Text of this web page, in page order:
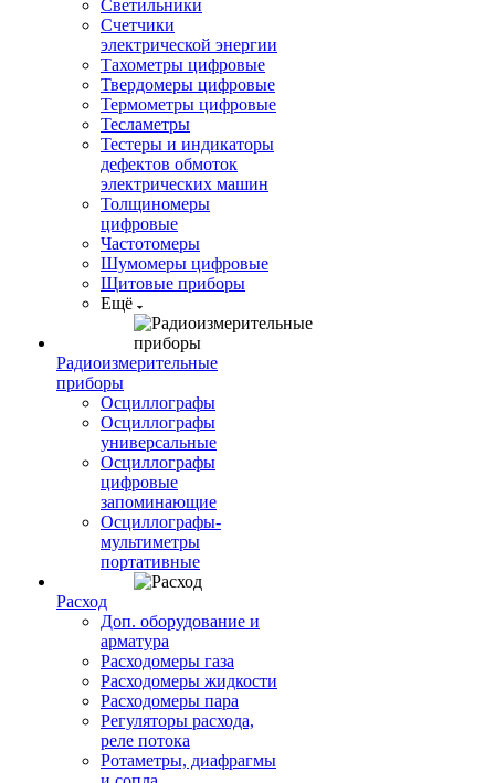
Светильники
Счетчики
электрической энергии
Тахометры цифровые
Твердомеры цифровые
Термометры цифровые
Тесламетры
Тестеры и индикаторы
дефектов обмоток
электрических машин
Толщиномеры
цифровые
Частотомеры
Шумомеры цифровые
Щитовые приборы
Ещё
Радиоизмерительные
приборы
Осциллографы
Осциллографы
универсальные
Осциллографы
цифровые
запоминающие
Осциллографы-
мультиметры
портативные
Расход
Доп. оборудование и
арматура
Расходомеры газа
Расходомеры жидкости
Расходомеры пара
Регуляторы расхода,
реле потока
Ротаметры, диафрагмы